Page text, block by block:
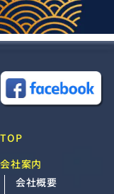
TOP
会社案内
会社概要